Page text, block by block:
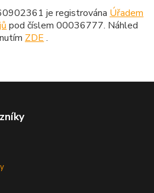
je registrovánaÚřadem
pod číslem 00036777. Náhled
ZDE.